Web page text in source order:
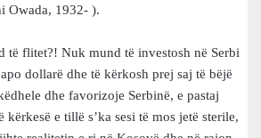
Owada, 1932- ).
të flitet?! Nuk mund të investosh në Serbi
dollarë dhe të kërkosh prej saj të bëjë
dhe favorizoje Serbinë, e pastaj
e tillë s’ka sesi të mos jetë sterile,